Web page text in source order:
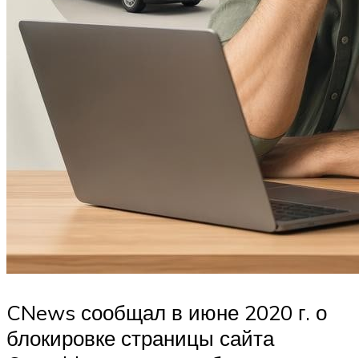
CNews сообщал в июне 2020 г. о
блокировке страницы сайта